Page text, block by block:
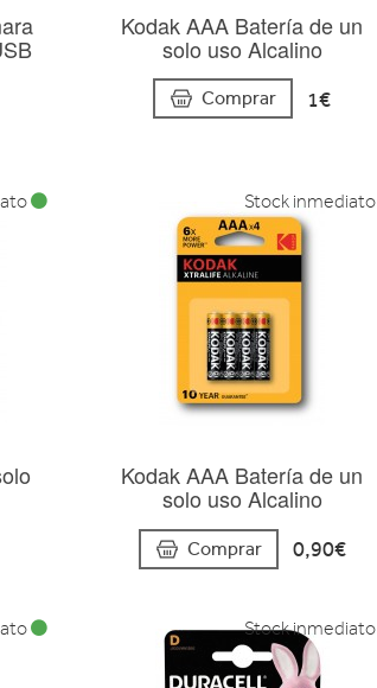
Kodak AAA Batería de un
solo uso Alcalino
Comprar 1€
Kodak AAA Batería de un
solo uso Alcalino
Comprar 0,90€
Stock inmediato
Stock inmediato